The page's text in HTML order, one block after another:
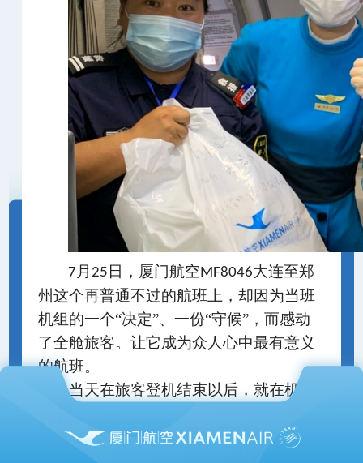
7 月 25 日，厦门航空MF8046大连至郑
州这个再普通不过的航班上，却因为当班
机组的一个“决定”、一份“守候”，而感动
了全舱旅客。让它成为众人心中最有意义
的航班。
当天在旅客登机结束以后，就在机组
知：有7位支援河南灾区的“救援队志愿